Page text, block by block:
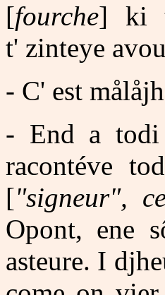
[fourche] ki
t' zinteye
- C' est
- End a todi
racontéve
["signeur",
Opont, ene
asteure. I